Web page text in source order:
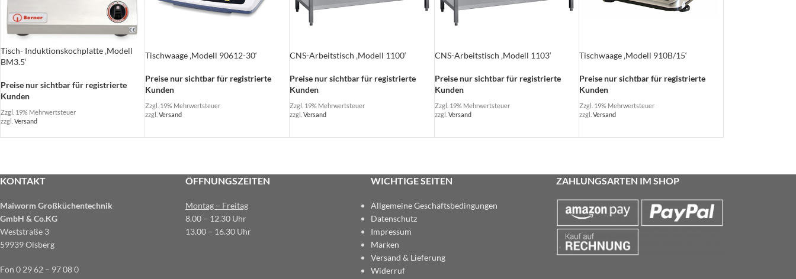
Tisch- Induktionskochplatte ‚Modell
BM3.5‘
Preise nur sichtbar für registrierte
Kunden
Zzgl. 19% Mehrwertsteuer
zzgl. Versand
Tischwaage ‚Modell 90612-30‘
Preise nur sichtbar für registrierte
Kunden
Zzgl. 19% Mehrwertsteuer
zzgl.Versand
CNS-Arbeitstisch ‚Modell 1100‘
Preise nur sichtbar für registrierte
Kunden
Zzgl. 19% Mehrwertsteuer
zzgl.Versand
CNS-Arbeitstisch ‚Modell 1103‘
Preise nur sichtbar für registrierte
Kunden
Zzgl. 19% Mehrwertsteuer
zzgl. Versand
Tischwaage ‚Modell 910B/15‘
Preise nur sichtbar für registrierte
Kunden
Zzgl. 19% Mehrwertsteuer
zzgl. Versand
KONTAKT
Maiworm Großküchentechnik
GmbH & Co.KG
Weststraße 3
59939 Olsberg
Fon 0 29 62 – 97 08 0
ÖFFNUNGSZEITEN
Montag – Freitag
8.00 – 12.30 Uhr
13.00 – 16.30 Uhr
WICHTIGE SEITEN
Allgemeine Geschäftsbedingungen
Datenschutz
Impressum
Marken
Versand & Lieferung
Widerruf
ZAHLUNGSARTEN IM SHOP